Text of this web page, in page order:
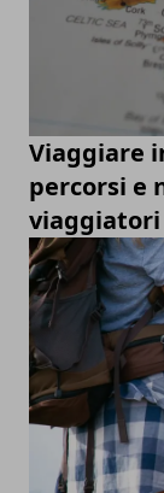
Viaggiare
percorsi e
viaggiatori